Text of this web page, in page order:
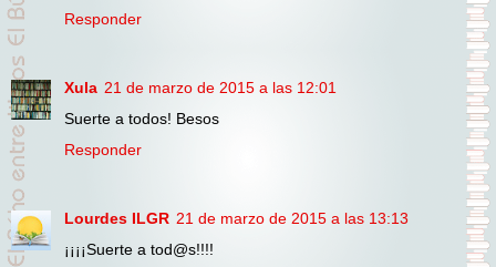
Responder
Xula 21 de marzo de 2015 a las 12:01
Suerte a todos! Besos
Responder
Lourdes ILGR 21 de marzo de 2015 a las 13:13
¡¡¡¡Suerte a tod@s!!!!